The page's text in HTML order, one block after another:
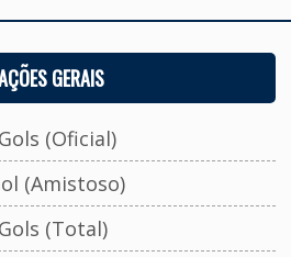
GERAIS
(Oficial)
(Amistoso)
(Total)